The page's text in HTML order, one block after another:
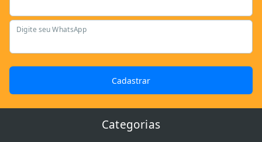
Digite seu WhatsApp
Cadastrar
Categorias